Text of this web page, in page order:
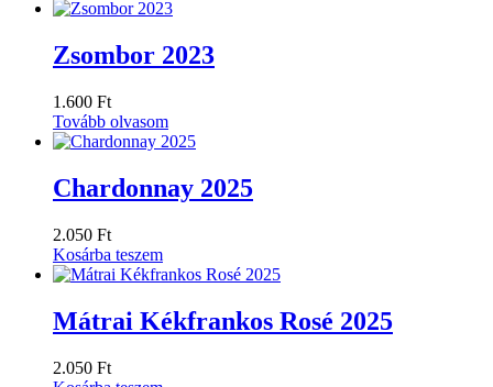
Zsombor 2023
1.600 Ft
Tovább olvasom
Chardonnay 2025
2.050 Ft
Kosárba teszem
Mátrai Kékfrankos Rosé 2025
2.050 Ft